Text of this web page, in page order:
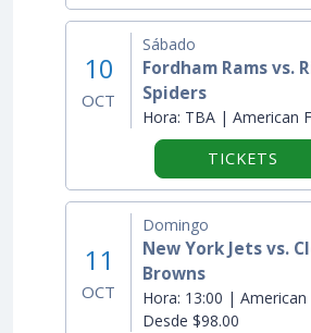
10
OCT
Sábado
Fordham Rams vs.
Spiders
Hora: TBA | American
TICKETS
11
OCT
Domingo
New York Jets vs.
Browns
Hora: 13:00 |
Desde $98.00